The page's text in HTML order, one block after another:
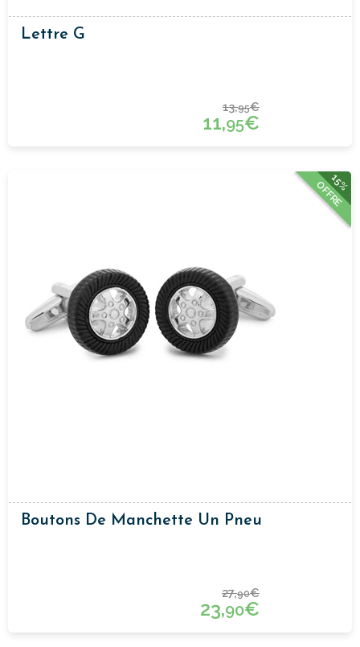
Lettre G
13,95€
11,95€
15%
OFFRE
Boutons De Manchette Un Pneu
27,90€
23,90€